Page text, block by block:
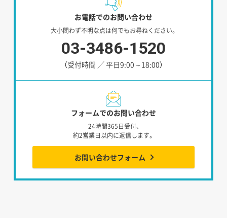
お電話でのお問い合わせ
大小問わず不明な点は何でもお尋ねください。
03-3486-1520
（受付時間 ／ 平日9:00～18:00）
フォームでのお問い合わせ
24時間365日受付、
約2営業日以内に返信します。
お問い合わせフォーム